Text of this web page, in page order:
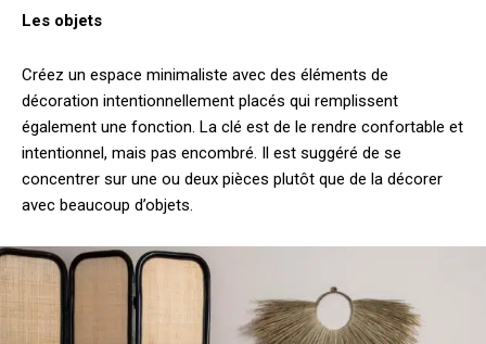
Les objets
Créez un espace minimaliste avec des éléments de
décoration intentionnellement placés qui remplissent
également une fonction. La clé est de le rendre confortable et
intentionnel, mais pas encombré. Il est suggéré de se
concentrer sur une ou deux pièces plutôt que de la décorer
avec beaucoup d’objets.